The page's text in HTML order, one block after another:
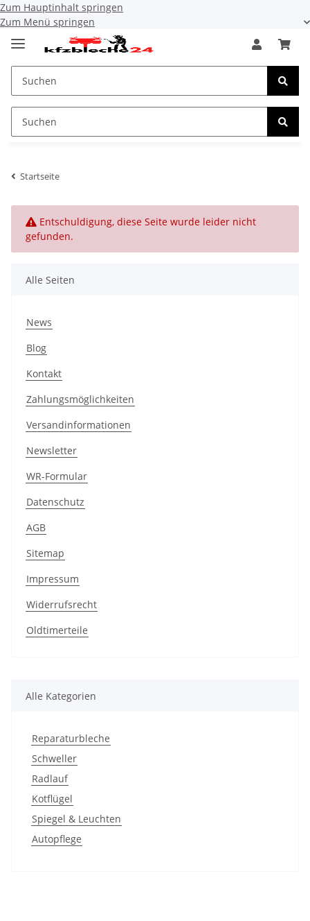
Zum Hauptinhalt springen
Zum Menü springen
Startseite
x
Entschuldigung, diese Seite wurde leider nicht
gefunden.
Alle Seiten
News
Blog
Kontakt
Zahlungsmöglichkeiten
Versandinformationen
Newsletter
WR-Formular
Datenschutz
AGB
Sitemap
Impressum
Widerrufsrecht
Oldtimerteile
Alle Kategorien
Reparaturbleche
Schweller
Radlauf
Kotflügel
Spiegel & Leuchten
Autopflege